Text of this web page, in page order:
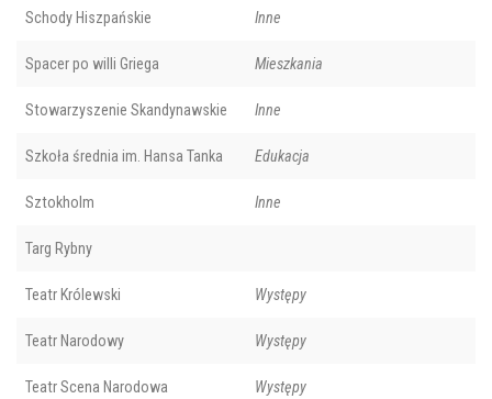
Schody Hiszpańskie Inne
Spacer po willi Griega Mieszkania
Stowarzyszenie Skandynawskie Inne
Szkoła średnia im. Hansa Tanka Edukacja
Sztokholm Inne
Targ Rybny
Teatr Królewski Występy
Teatr Narodowy Występy
Teatr Scena Narodowa Występy